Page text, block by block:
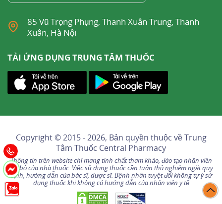
85 Vũ Trọng Phụng, Thanh Xuân Trung, Thanh
Xuân, Hà Nội
TẢI ỨNG DỤNG TRUNG TÂM THUỐC
Copyright © 2015 - 2026, Bản quyền thuộc vềTrung
Tâm Thuốc Central Pharmacy
Thông tin trên website chỉ mang tính chất tham khảo, đào tạo nhân viên
nội bộ của nhà thuốc. Việc sử dụng thuốc cần tuân thủ nghiêm ngặt quy
định, hướng dẫn của bác sĩ, dược sĩ. Bệnh nhân tuyệt đối không tự ý sử
dụng thuốc khi không có hướng dẫn của nhân viên y tế